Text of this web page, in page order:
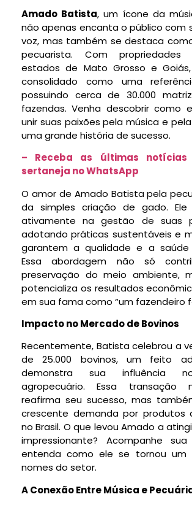
Amado Batista, um ícone da
não apenas encanta o público com
voz, mas também se destaca
pecuarista. Com
estados de Mato Grosso e
consolidado como uma
possuindo cerca de 30.000
fazendas. Venha descobrir como
unir suas paixões pela música e
uma grande história de sucesso.
– Receba as últimas
sertaneja no WhatsApp
O amor de Amado Batista pela
da simples criação de gado. Ele
ativamente na gestão de suas
adotando práticas sustentáveis e
garantem a qualidade e a saúde
Essa abordagem não só
preservação do meio ambiente,
potencializa os resultados
em sua fama como “um fazendeiro
Impacto no Mercado de Bovinos
Recentemente, Batista celebrou a
de 25.000 bovinos, um feito
demonstra sua influência
agropecuário. Essa transação
reafirma seu sucesso, mas
crescente demanda por produtos
no Brasil. O que levou Amado a
impressionante? Acompanhe
entenda como ele se tornou um
nomes do setor.
A Conexão Entre Música e